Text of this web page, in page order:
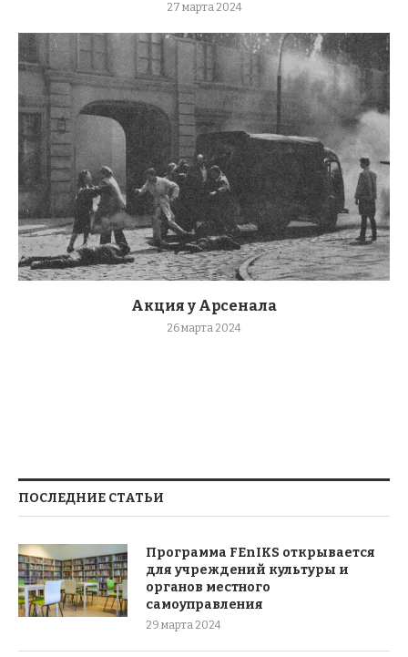
27 марта 2024
Акция у Арсенала
26 марта 2024
ПОСЛЕДНИЕ СТАТЬИ
Программа FEnIKS открывается
для учреждений культуры и
органов местного
самоуправления
29 марта 2024